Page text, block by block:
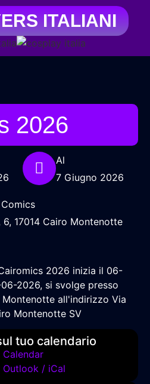
ITALIANI
2026
Al
7 Giugno 2026
17014 Cairo Montenotte
2026 inizia il 06-
2026, si svolge presso
all'indirizzo Via
Montenotte SV
tuo calendario
/ iCal